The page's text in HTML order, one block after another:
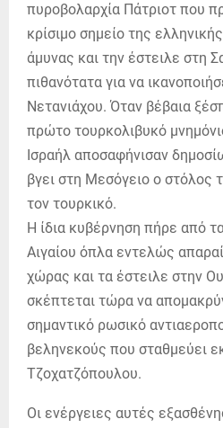
πυροβολαρχία Πάτριοτ που
κρίσιμο σημείο της
άμυνας και την έστειλε στη
πιθανότατα για να
Νετανιάχου. Όταν βέβαια
πρώτο τουρκολιβυκό
Ισραήλ αποσαφήνισαν
βγει στη Μεσόγειο ο στόλος
τον τουρκικό.
Η ίδια κυβέρνηση πήρε από
Αιγαίου όπλα εντελώς
χώρας και τα έστειλε στην
σκέπτεται τώρα να
σημαντικό ρωσικό
βεληνεκούς που σταθμεύει
Τζοχατζόπουλου.
Οι ενέργειες αυτές